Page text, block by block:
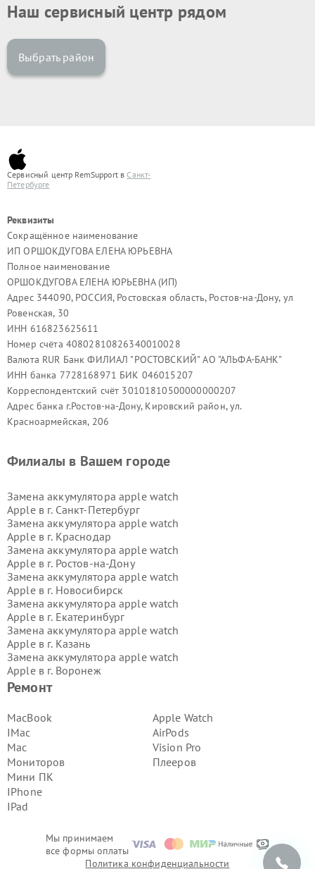
Наш сервисный центр рядом
Выбрать район
Сервисный центр RemSupport вСанкт-
Петербурге
Реквизиты
Сокращённое наименование
ИП ОРШОКДУГОВА ЕЛЕНА ЮРЬЕВНА
Полное наименование
ОРШОКДУГОВА ЕЛЕНА ЮРЬЕВНА (ИП)
Адрес 344090, РОССИЯ, Ростовская область, Ростов-на-Дону, ул
Ровенская, 30
ИНН 616823625611
Номер счёта 40802810826340010028
Валюта RUR Банк ФИЛИАЛ "РОСТОВСКИЙ" АО "АЛЬФА-БАНК"
ИНН банка 7728168971 БИК 046015207
Корреспондентский счёт 30101810500000000207
Адрес банка г.Ростов-на-Дону, Кировский район, ул.
Красноармейская, 206
Мы принимаем
все формы оплаты
Ремонт
MacBook
IMac
Mac
Мониторов
Мини ПК
IPhone
IPad
Apple Watch
AirPods
Vision Pro
Плееров
Филиалы в Вашем городе
Замена аккумулятора apple watch
Apple в г. Санкт-Петербург
Замена аккумулятора apple watch
Apple в г. Краснодар
Замена аккумулятора apple watch
Apple в г. Ростов-на-Дону
Замена аккумулятора apple watch
Apple в г. Новосибирск
Замена аккумулятора apple watch
Apple в г. Екатеринбург
Замена аккумулятора apple watch
Apple в г. Казань
Замена аккумулятора apple watch
Apple в г. Воронеж
Замена аккумулятора apple watch
Замена аккумулятора apple watch
Apple в г.
Замена аккумулятора apple watch
Apple в г.
Замена аккумулятора apple watch
Apple в г.
Замена аккумулятора apple watch
Apple в г.
Apple в г.
Замена аккумулятора apple watch
Apple в г.ТюменьПолитика конфиденциальности